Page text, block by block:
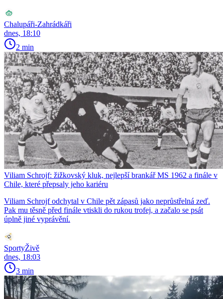
Chalupáři-Zahrádkáři
dnes, 18:10
2 min
Viliam Schrojf: žižkovský kluk, nejlepší brankář MS 1962 a finále v
Chile, které přepsaly jeho kariéru
Viliam Schrojf odchytal v Chile pět zápasů jako neprůstřelná zeď.
Pak mu těsně před finále vtiskli do rukou trofej, a začalo se psát
úplně jiné vyprávění.
SportyŽivě
dnes, 18:03
3 min